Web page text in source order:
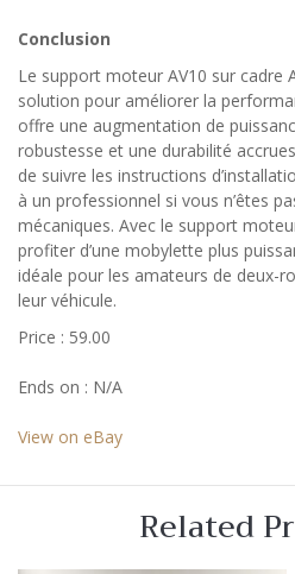
Conclusion
Le support moteur AV10 sur cadre
solution pour améliorer la
offre une augmentation de
robustesse et une durabilité
de suivre les instructions
à un professionnel si vous n’êtes
mécaniques. Avec le support
profiter d’une mobylette plus
idéale pour les amateurs de deux-
leur véhicule.
Price : 59.00
Ends on : N/A
View on eBay
Related